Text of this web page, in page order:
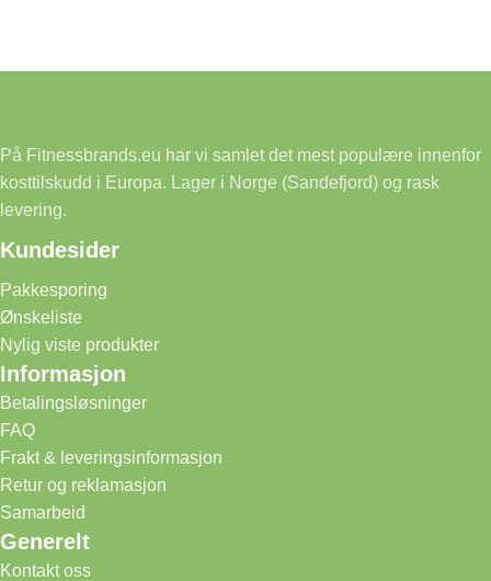
På Fitnessbrands.eu har vi samlet det mest populære innenfor
kosttilskudd i Europa. Lager i Norge (Sandefjord) og rask
levering.
Kundesider
Pakkesporing
Ønskeliste
Nylig viste produkter
Informasjon
Betalingsløsninger
FAQ
Frakt & leveringsinformasjon
Retur og reklamasjon
Samarbeid
Generelt
Kontakt oss